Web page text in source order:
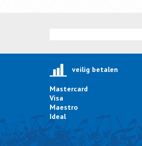
veilig betalen
Mastercard
Visa
Maestro
Ideal